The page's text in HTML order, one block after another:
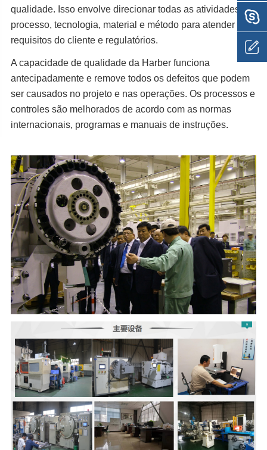
qualidade. Isso envolve direcionar todas as atividades de
processo, tecnologia, material e método para atender aos
requisitos do cliente e regulatórios.
A capacidade de qualidade da Harber funciona
antecipadamente e remove todos os defeitos que podem
ser causados no projeto e nas operações. Os processos e
controles são melhorados de acordo com as normas
internacionais, programas e manuais de instruções.